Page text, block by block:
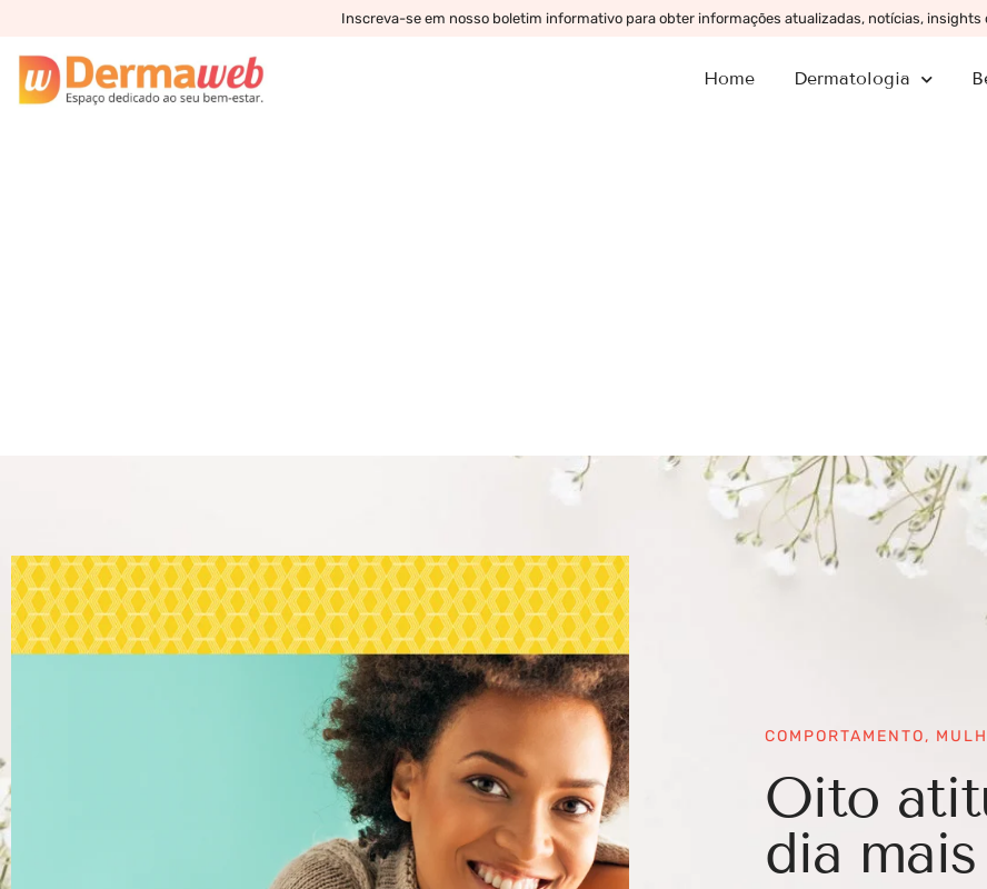
Inscreva-se em nosso boletim informativo para obter informações atualizadas, notícias, insights
Home Dermatologia
COMPORTAMENTO,
Oito
dia